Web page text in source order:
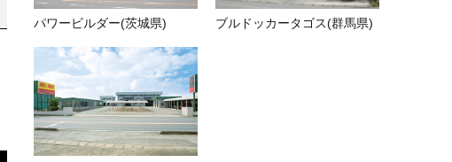
パワービルダー(茨城県) ブルドッカータゴス(群馬県)